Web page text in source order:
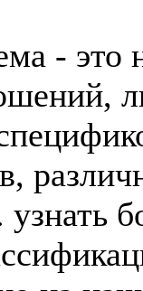
- это
узнать